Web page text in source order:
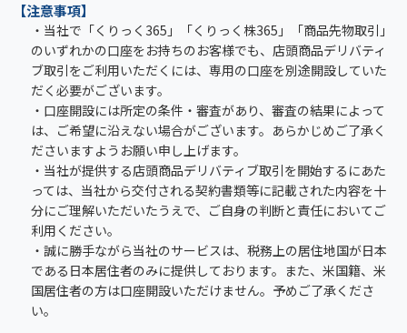
【注意事項】
・当社で「くりっく365」「くりっく株365」「商品先物取引」
のいずれかの口座をお持ちのお客様でも、店頭商品デリバティ
ブ取引をご利用いただくには、専用の口座を別途開設していた
だく必要がございます。
・口座開設には所定の条件・審査があり、審査の結果によって
は、ご希望に沿えない場合がございます。あらかじめご了承く
ださいますようお願い申し上げます。
・当社が提供する店頭商品デリバティブ取引を開始するにあた
っては、当社から交付される契約書類等に記載された内容を十
分にご理解いただいたうえで、ご自身の判断と責任においてご
利用ください。
・誠に勝手ながら当社のサービスは、税務上の居住地国が日本
である日本居住者のみに提供しております。また、米国籍、米
国居住者の方は口座開設いただけません。予めご了承くださ
い。